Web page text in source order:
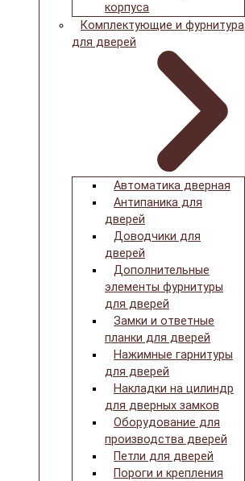
корпуса
Комплектующие и фурнитура
для дверей
Автоматика дверная
Антипаника для
дверей
Доводчики для
дверей
Дополнительные
элементы фурнитуры
для дверей
Замки и ответные
планки для дверей
Нажимные гарнитуры
для дверей
Накладки на цилиндр
для дверных замков
Оборудование для
производства дверей
Петли для дверей
Пороги и крепления